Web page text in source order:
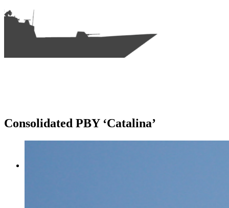
Consolidated PBY ‘Catalina’